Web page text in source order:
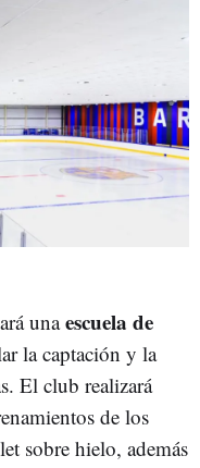
unaescuela de
la captación y la
El club realizará
de los
sobre hielo, además